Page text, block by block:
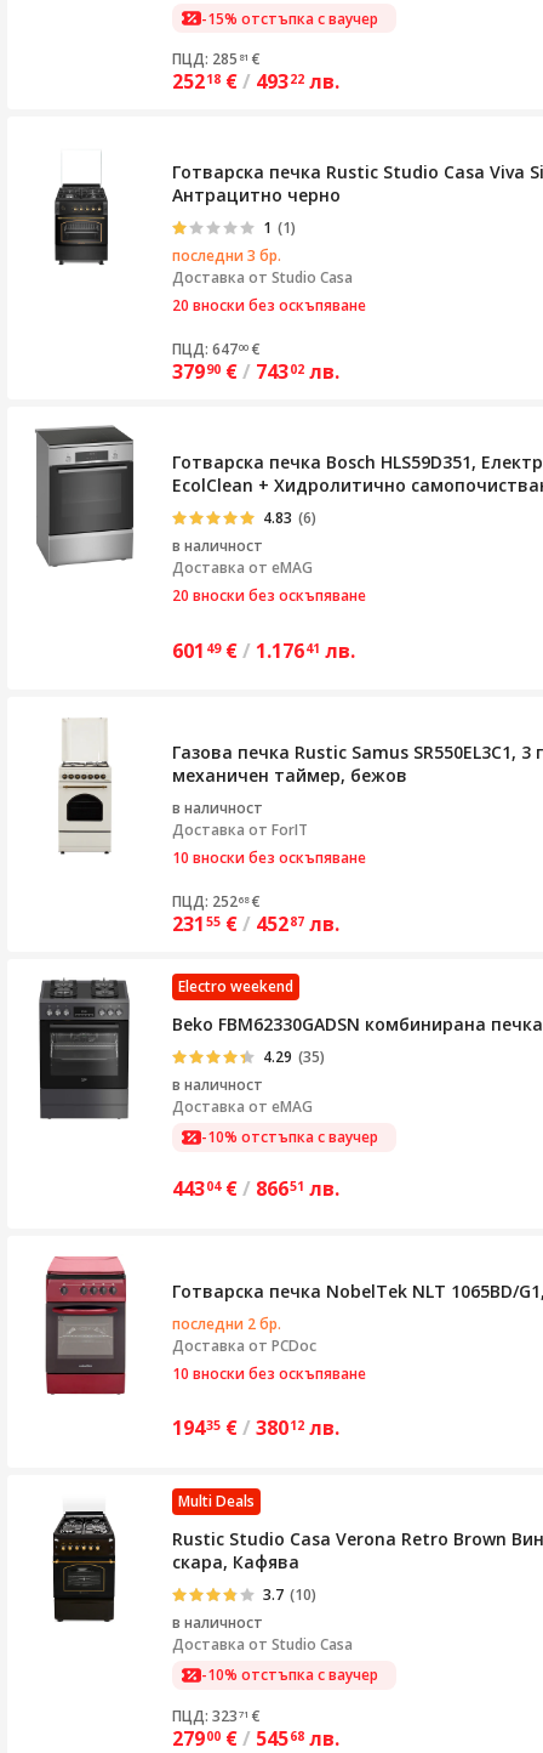
-15% отстъпка с ваучер
ПЦД: 285 81 €
25218 €/ 49322 лв.
Готварска печка Rustic Studio Casa Viva
Антрацитно черно
1 (1)
последни 3 бр.
Доставка от Studio Casa
20 вноски без оскъпяване
ПЦД: 64700 €
37990 €/ 74302 лв.
Готварска печка Bosch HLS59D351,
EcolClean + Хидролитично
4.83 (6)
в наличност
Доставка от eMAG
20 вноски без оскъпяване
601 49 €/ 1.17641 лв.
Газова печка Rustic Samus SR550EL3C1,
механичен таймер, бежов
в наличност
Доставка от ForIT
10 вноски без оскъпяване
ПЦД: 25268 €
231 55 €/ 45287 лв.
Electro weekend
Beko FBM62330GADSN комбинирана
4.29 (35)
в наличност
Доставка от eMAG
-10% отстъпка с ваучер
44304 €/ 86651 лв.
Готварска печка NobelTek NLT 1065BD/
последни 2 бр.
Доставка от PCDoc
10 вноски без оскъпяване
19435 €/ 38012 лв.
Multi Deals
Rustic Studio Casa Verona Retro Brown
скара, Кафява
3.7 (10)
в наличност
Доставка от Studio Casa
-10% отстъпка с ваучер
ПЦД: 323 71 €
27900 €/ 54568 лв.